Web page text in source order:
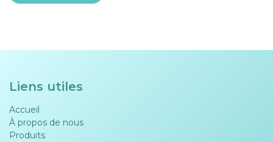
Liens utiles
Accueil
À propos de nous
Produits